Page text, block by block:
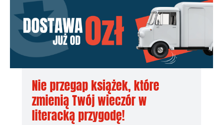
Nie przegap książek, które
zmienią Twój wieczór w
literacką przygodę!